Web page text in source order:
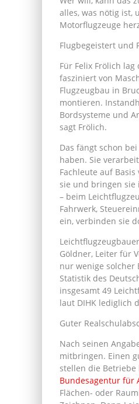
alles, was nötig ist,
Motorflugzeuge
Flugbegeistert und
Für Felix Frölich
fasziniert von
Flugzeugbau in
montieren.
Bordsysteme und
sagt Frölich.
Das fängt schon
haben. Sie
Fachleute auf
sie und bringen sie
– beim
Fahrwerk,
ein, verbinden sie
Göldner, Leiter für
nur wenige solcher
Statistik des
insgesamt 49
laut DIHK lediglich
Guter
Nach seinen
mitbringen. Einen
stellen die Betriebe
Bundesagentur für
Flächen- oder